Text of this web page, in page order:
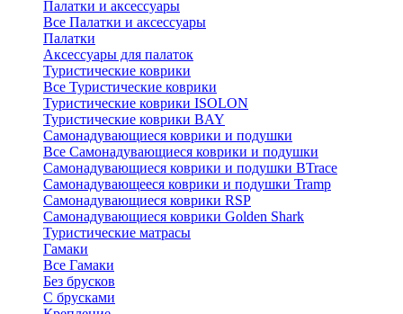
Палатки и аксессуары
Все Палатки и аксессуары
Палатки
Аксессуары для палаток
Туристические коврики
Все Туристические коврики
Туристические коврики ISOLON
Туристические коврики BAY
Самонадувающиеся коврики и подушки
Все Самонадувающиеся коврики и подушки
Самонадувающиеся коврики и подушки BTrace
Самонадувающееся коврики и подушки Tramp
Самонадувающиеся коврики RSP
Самонадувающиеся коврики Golden Shark
Туристические матрасы
Гамаки
Все Гамаки
Без брусков
С брусками